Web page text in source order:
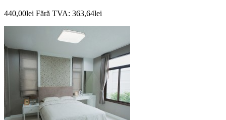
440,00lei Fără TVA: 363,64lei